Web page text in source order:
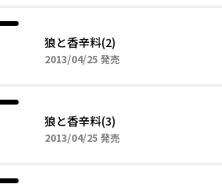
狼と香辛料(2)
2013/04/25 2013年04月25日
発売
狼と香辛料(3)
2013/04/25 2013年04月25日
発売